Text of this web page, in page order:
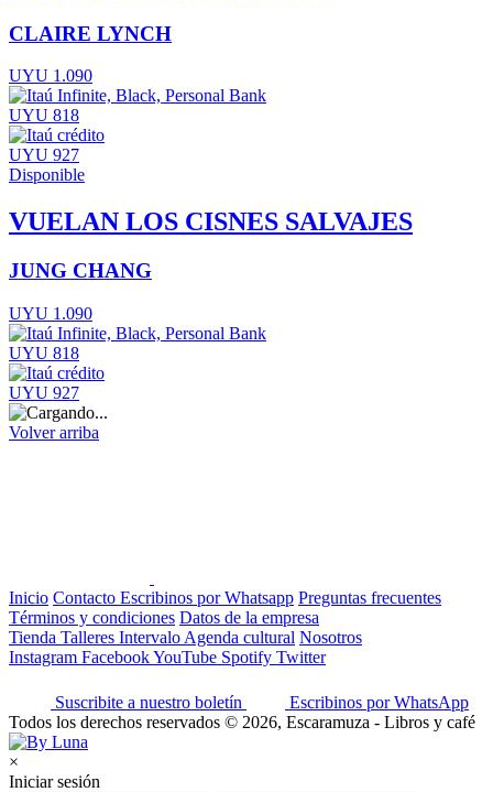
CLAIRE LYNCH
UYU 1.090
UYU 818
UYU 927
Disponible
VUELAN LOS CISNES SALVAJES
JUNG CHANG
UYU 1.090
UYU 818
UYU 927
Volver arriba
Inicio Contacto Escribinos por Whatsapp Preguntas frecuentes
Términos y condiciones Datos de la empresa
Tienda Talleres Intervalo Agenda cultural Nosotros
Instagram FacebookYouTube Spotify Twitter
Suscribite a nuestro boletín
Escribinos por WhatsApp
Todos los derechos reservados © 2026, Escaramuza - Libros y café
×
Iniciar sesión